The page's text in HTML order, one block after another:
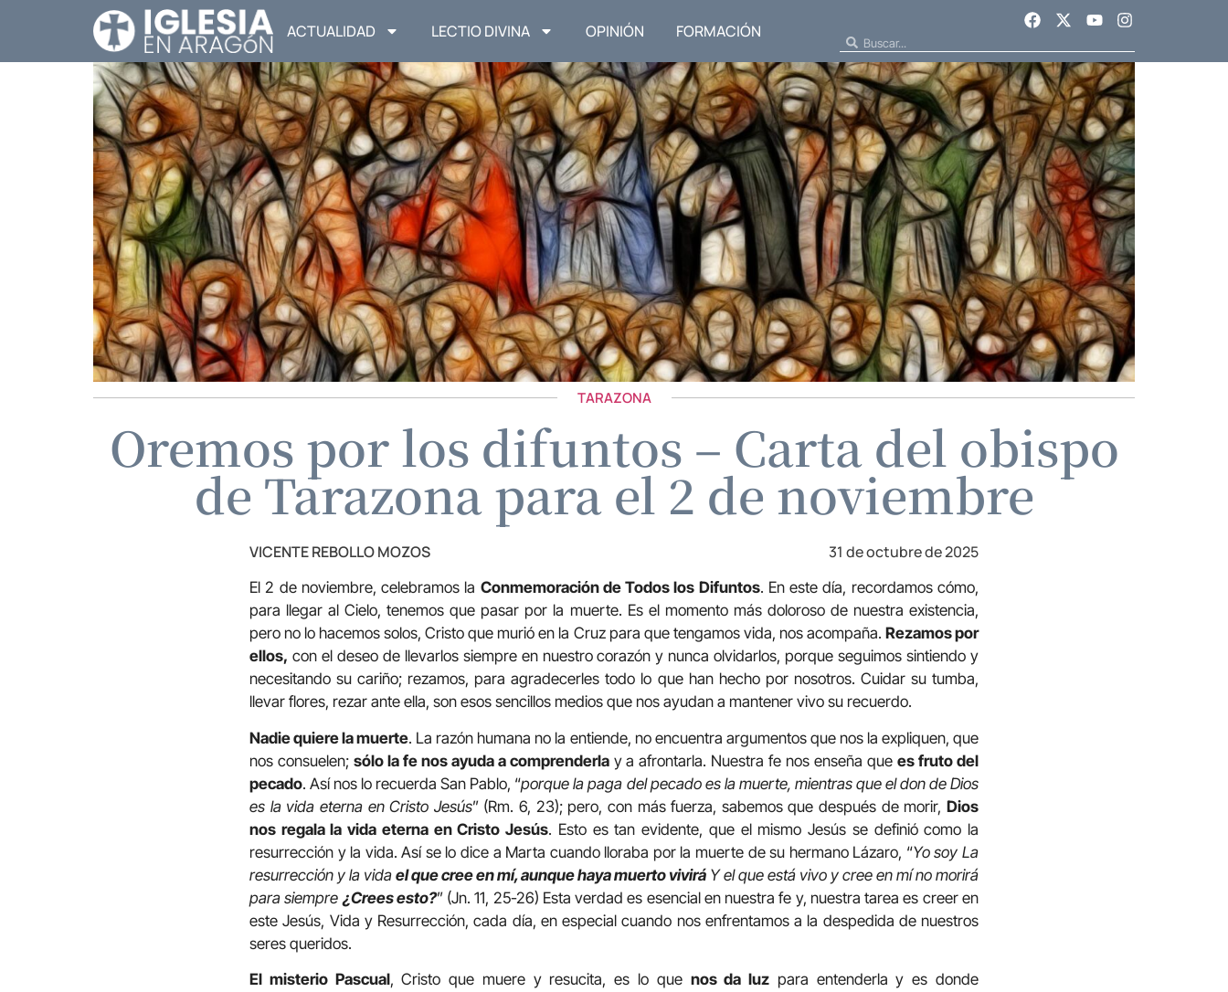
ACTUALIDAD LECTIO DIVINA OPINIÓN FORMACIÓN
TARAZONA
Oremos por los difuntos – Carta del obispo
de Tarazona para el 2 de noviembre
VICENTE REBOLLO MOZOS 31 de octubre de 2025
El 2 de noviembre, celebramos la Conmemoración de Todos los Difuntos. En este día, recordamos cómo,
para llegar al Cielo, tenemos que pasar por la muerte. Es el momento más doloroso de nuestra existencia,
pero no lo hacemos solos, Cristo que murió en la Cruz para que tengamos vida, nos acompaña. Rezamos por
ellos, con el deseo de llevarlos siempre en nuestro corazón y nunca olvidarlos, porque seguimos sintiendo y
necesitando su cariño; rezamos, para agradecerles todo lo que han hecho por nosotros. Cuidar su tumba,
llevar flores, rezar ante ella, son esos sencillos medios que nos ayudan a mantener vivo su recuerdo.
Nadie quiere la muerte. La razón humana no la entiende, no encuentra argumentos que nos la expliquen, que
nos consuelen; sólo la fe nos ayuda a comprenderlay a afrontarla. Nuestra fe nos enseña quees fruto del
pecado. Así nos lo recuerda San Pablo, “porque la paga del pecado es la muerte, mientras que el don de Dios
es la vida eterna en Cristo Jesús” (Rm. 6, 23); pero, con más fuerza, sabemos que después de morir,Dios
nos regala la vida eterna en Cristo Jesús. Esto es tan evidente, que el mismo Jesús se definió como la
resurrección y la vida. Así se lo dice a Marta cuando lloraba por la muerte de su hermano Lázaro, “Yo soy La
resurrección y la vida el que cree en mí, aunque haya muerto vivirá Y el que está vivo y cree en mí no morirá
para siempre ¿Crees esto?” (Jn. 11, 25-26) Esta verdad es esencial en nuestra fe y, nuestra tarea es creer en
este Jesús, Vida y Resurrección, cada día, en especial cuando nos enfrentamos a la despedida de nuestros
seres queridos.
El misterio Pascual, Cristo que muere y resucita, es lo que nos da luz para entenderla y es donde